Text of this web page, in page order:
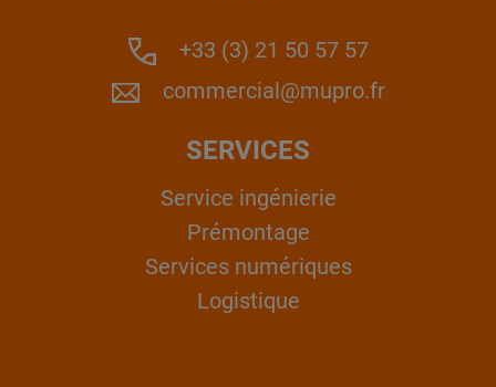
+33 (3) 21 50 57 57
commercial@mupro.fr
SERVICES
Service ingénierie
Prémontage
Services numériques
Logistique